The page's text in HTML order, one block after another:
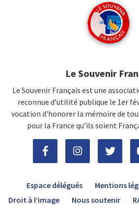
Le Souvenir
Le Souvenir Français est une
reconnue d’utilité publique le 1er
vocation d'honorer la mémoire de
pour la France qu’ils soient
Espace délégués Mentions
Droit à l’image
Nous soutenir